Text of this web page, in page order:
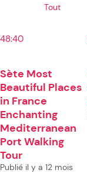
Tout
48:40
Sète Most
Beautiful Places
in France
Enchanting
Mediterranean
Port Walking
Tour
Publié il y a 12 mois